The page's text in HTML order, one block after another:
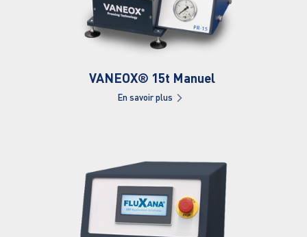
VANEOX® 15t Manuel
En savoir plus